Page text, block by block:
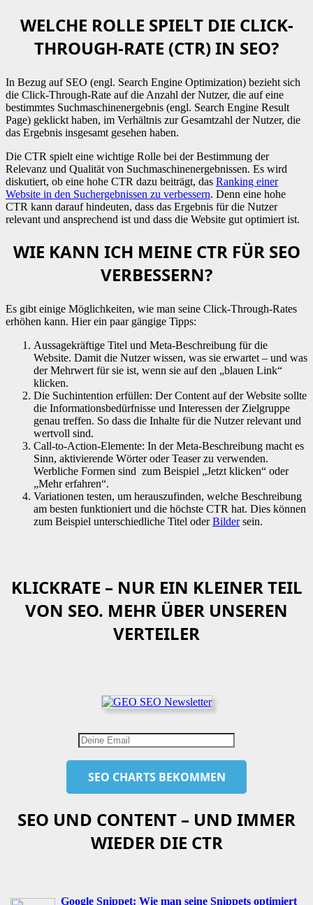
WELCHE ROLLE SPIELT DIE CLICK-
THROUGH-RATE (CTR) IN SEO?
In Bezug auf SEO (engl. Search Engine Optimization) bezieht sich
die Click-Through-Rate auf die Anzahl der Nutzer, die auf eine
bestimmtes Suchmaschinenergebnis (engl. Search Engine Result
Page) geklickt haben, im Verhältnis zur Gesamtzahl der Nutzer, die
das Ergebnis insgesamt gesehen haben.
Die CTR spielt eine wichtige Rolle bei der Bestimmung der
Relevanz und Qualität von Suchmaschinenergebnissen. Es wird
diskutiert, ob eine hohe CTR dazu beiträgt, das Ranking einer
Website in den Suchergebnissen zu verbessern. Denn eine hohe
CTR kann darauf hindeuten, dass das Ergebnis für die Nutzer
relevant und ansprechend ist und dass die Website gut optimiert ist.
WIE KANN ICH MEINE CTR FÜR SEO
VERBESSERN?
Es gibt einige Möglichkeiten, wie man seine Click-Through-Rates
erhöhen kann. Hier ein paar gängige Tipps:
Aussagekräftige Titel und Meta-Beschreibung für die
Website. Damit die Nutzer wissen, was sie erwartet – und was
der Mehrwert für sie ist, wenn sie auf den „blauen Link“
klicken.
Die Suchintention erfüllen: Der Content auf der Website sollte
die Informationsbedürfnisse und Interessen der Zielgruppe
genau treffen. So dass die Inhalte für die Nutzer relevant und
wertvoll sind.
Call-to-Action-Elemente: In der Meta-Beschreibung macht es
Sinn, aktivierende Wörter oder Teaser zu verwenden.
Werbliche Formen sind zum Beispiel „Jetzt klicken“ oder
„Mehr erfahren“.
Variationen testen, um herauszufinden, welche Beschreibung
am besten funktioniert und die höchste CTR hat. Dies können
zum Beispiel unterschiedliche Titel oderBildersein.
KLICKRATE – NUR EIN KLEINER TEIL
VON SEO. MEHR ÜBER UNSEREN
VERTEILER
SEO UND CONTENT – UND IMMER
WIEDER DIE CTR
Google Snippet: Wie man seine Snippets optimiert